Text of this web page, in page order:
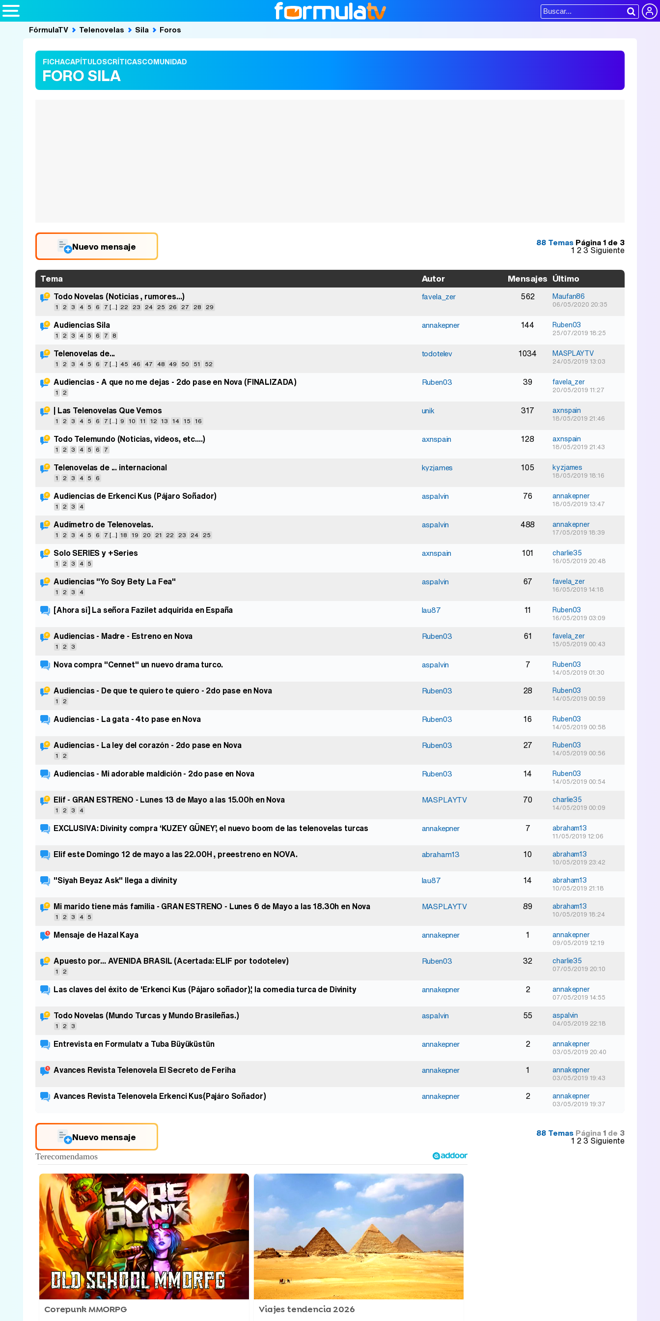
FórmulaTV Telenovelas Sila Foros
FICHACAPÍTULOSCRÍTICASCOMUNIDAD
FORO SILA
Nuevo mensaje 88 Temas Página1 de 3
1 23 Siguiente
Tema Autor Mensajes Último
Todo Novelas (Noticias , rumores...)
1 2 3 4 5 6 7 [...] 22 23 24 25 26 27 28 29
favela_zer 562 Maufan86
06/05/2020 20:35
Audiencias Sila
1 2 3 4 5 6 7 8
annakepner 144 Ruben03
25/07/2019 18:25
Telenovelas de...
1 2 3 4 5 6 7 [...] 45 46 47 48 49 50 51 52
todotelev 1034 MASPLAYTV
24/05/2019 13:03
Audiencias - A que no me dejas - 2do pase en Nova (FINALIZADA)
1 2
Ruben03 39 favela_zer
20/05/2019 11:27
| Las Telenovelas Que Vemos
1 2 3 4 5 6 7 [...] 9 10 11 12 13 14 15 16
unik 317 axnspain
18/05/2019 21:46
Todo Telemundo (Noticias, videos, etc....)
1 2 3 4 5 6 7
axnspain 128 axnspain
18/05/2019 21:43
Telenovelas de ... internacional
1 2 3 4 5 6
kyzjames 105 kyzjames
18/05/2019 18:16
Audiencias de Erkenci Kus (Pájaro Soñador)
1 2 3 4
aspalvin 76 annakepner
18/05/2019 13:47
Audímetro de Telenovelas.
1 2 3 4 5 6 7 [...] 18 19 20 21 22 23 24 25
aspalvin 488 annakepner
17/05/2019 18:39
Solo SERIES y +Series
1 2 3 4 5
axnspain 101 charlie35
16/05/2019 20:48
Audiencias "Yo Soy Bety La Fea"
1 2 3 4
aspalvin 67 favela_zer
16/05/2019 14:18
[Ahora si] La señora Fazilet adquirida en España lau87 11 Ruben03
16/05/2019 03:09
Audiencias - Madre - Estreno en Nova
1 2 3
Ruben03 61 favela_zer
15/05/2019 00:43
Nova compra "Cennet" un nuevo drama turco. aspalvin 7 Ruben03
14/05/2019 01:30
Audiencias - De que te quiero te quiero - 2do pase en Nova
1 2
Ruben03 28 Ruben03
14/05/2019 00:59
Audiencias - La gata - 4to pase en Nova Ruben03 16 Ruben03
14/05/2019 00:58
Audiencias - La ley del corazón - 2do pase en Nova
1 2
Ruben03 27 Ruben03
14/05/2019 00:56
Audiencias - Mi adorable maldición - 2do pase en Nova Ruben03 14 Ruben03
14/05/2019 00:54
Elif - GRAN ESTRENO - Lunes 13 de Mayo a las 15.00h en Nova
1 2 3 4
MASPLAYTV 70 charlie35
14/05/2019 00:09
EXCLUSIVA: Divinity compra ‘KUZEY GÜNEY’, el nuevo boom de las telenovelas turcas annakepner 7 abraham13
11/05/2019 12:06
Elif este Domingo 12 de mayo a las 22.00H , preestreno en NOVA. abraham13 10 abraham13
10/05/2019 23:42
"Siyah Beyaz Ask" llega a divinity lau87 14 abraham13
10/05/2019 21:18
Mi marido tiene más familia - GRAN ESTRENO - Lunes 6 de Mayo a las 18.30h en Nova
1 2 3 4 5
MASPLAYTV 89 abraham13
10/05/2019 18:24
Mensaje de Hazal Kaya annakepner 1 annakepner
09/05/2019 12:19
Apuesto por... AVENIDA BRASIL (Acertada: ELIF por todotelev)
1 2
Ruben03 32 charlie35
07/05/2019 20:10
Las claves del éxito de 'Erkenci Kus (Pájaro soñador)', la comedia turca de Divinity annakepner 2 annakepner
07/05/2019 14:55
Todo Novelas (Mundo Turcas y Mundo Brasileñas.)
1 2 3
aspalvin 55 aspalvin
04/05/2019 22:18
Entrevista en Formulatv a Tuba Büyüküstün annakepner 2 annakepner
03/05/2019 20:40
Avances Revista Telenovela El Secreto de Feriha annakepner 1 annakepner
03/05/2019 19:43
Avances Revista Telenovela Erkenci Kus(Pajáro Soñador) annakepner 2 annakepner
03/05/2019 19:37
Nuevo mensaje 88 Temas Página1 de 3
1 23 Siguiente
Corepunk MMORPG Viajes tendencia 2026